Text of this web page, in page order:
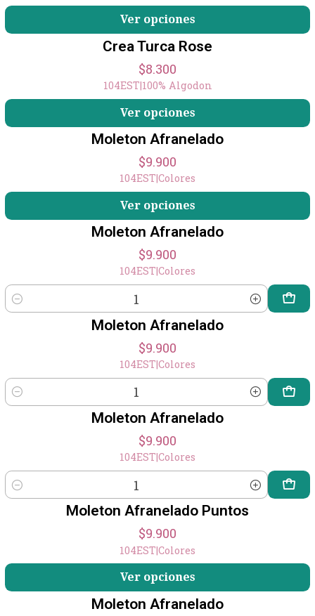
Ver opciones
Crea Turca Rose
$8.300
104EST|100% Algodon
Ver opciones
Moleton Afranelado
$9.900
104EST|Colores
Ver opciones
Moleton Afranelado
$9.900
104EST|Colores
Cantidad
Moleton Afranelado
$9.900
104EST|Colores
Cantidad
Moleton Afranelado
$9.900
104EST|Colores
Cantidad
Moleton Afranelado Puntos
$9.900
104EST|Colores
Ver opciones
Moleton Afranelado